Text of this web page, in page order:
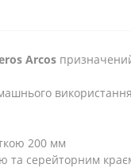
Arcos призначений
200 мм
та серейторним